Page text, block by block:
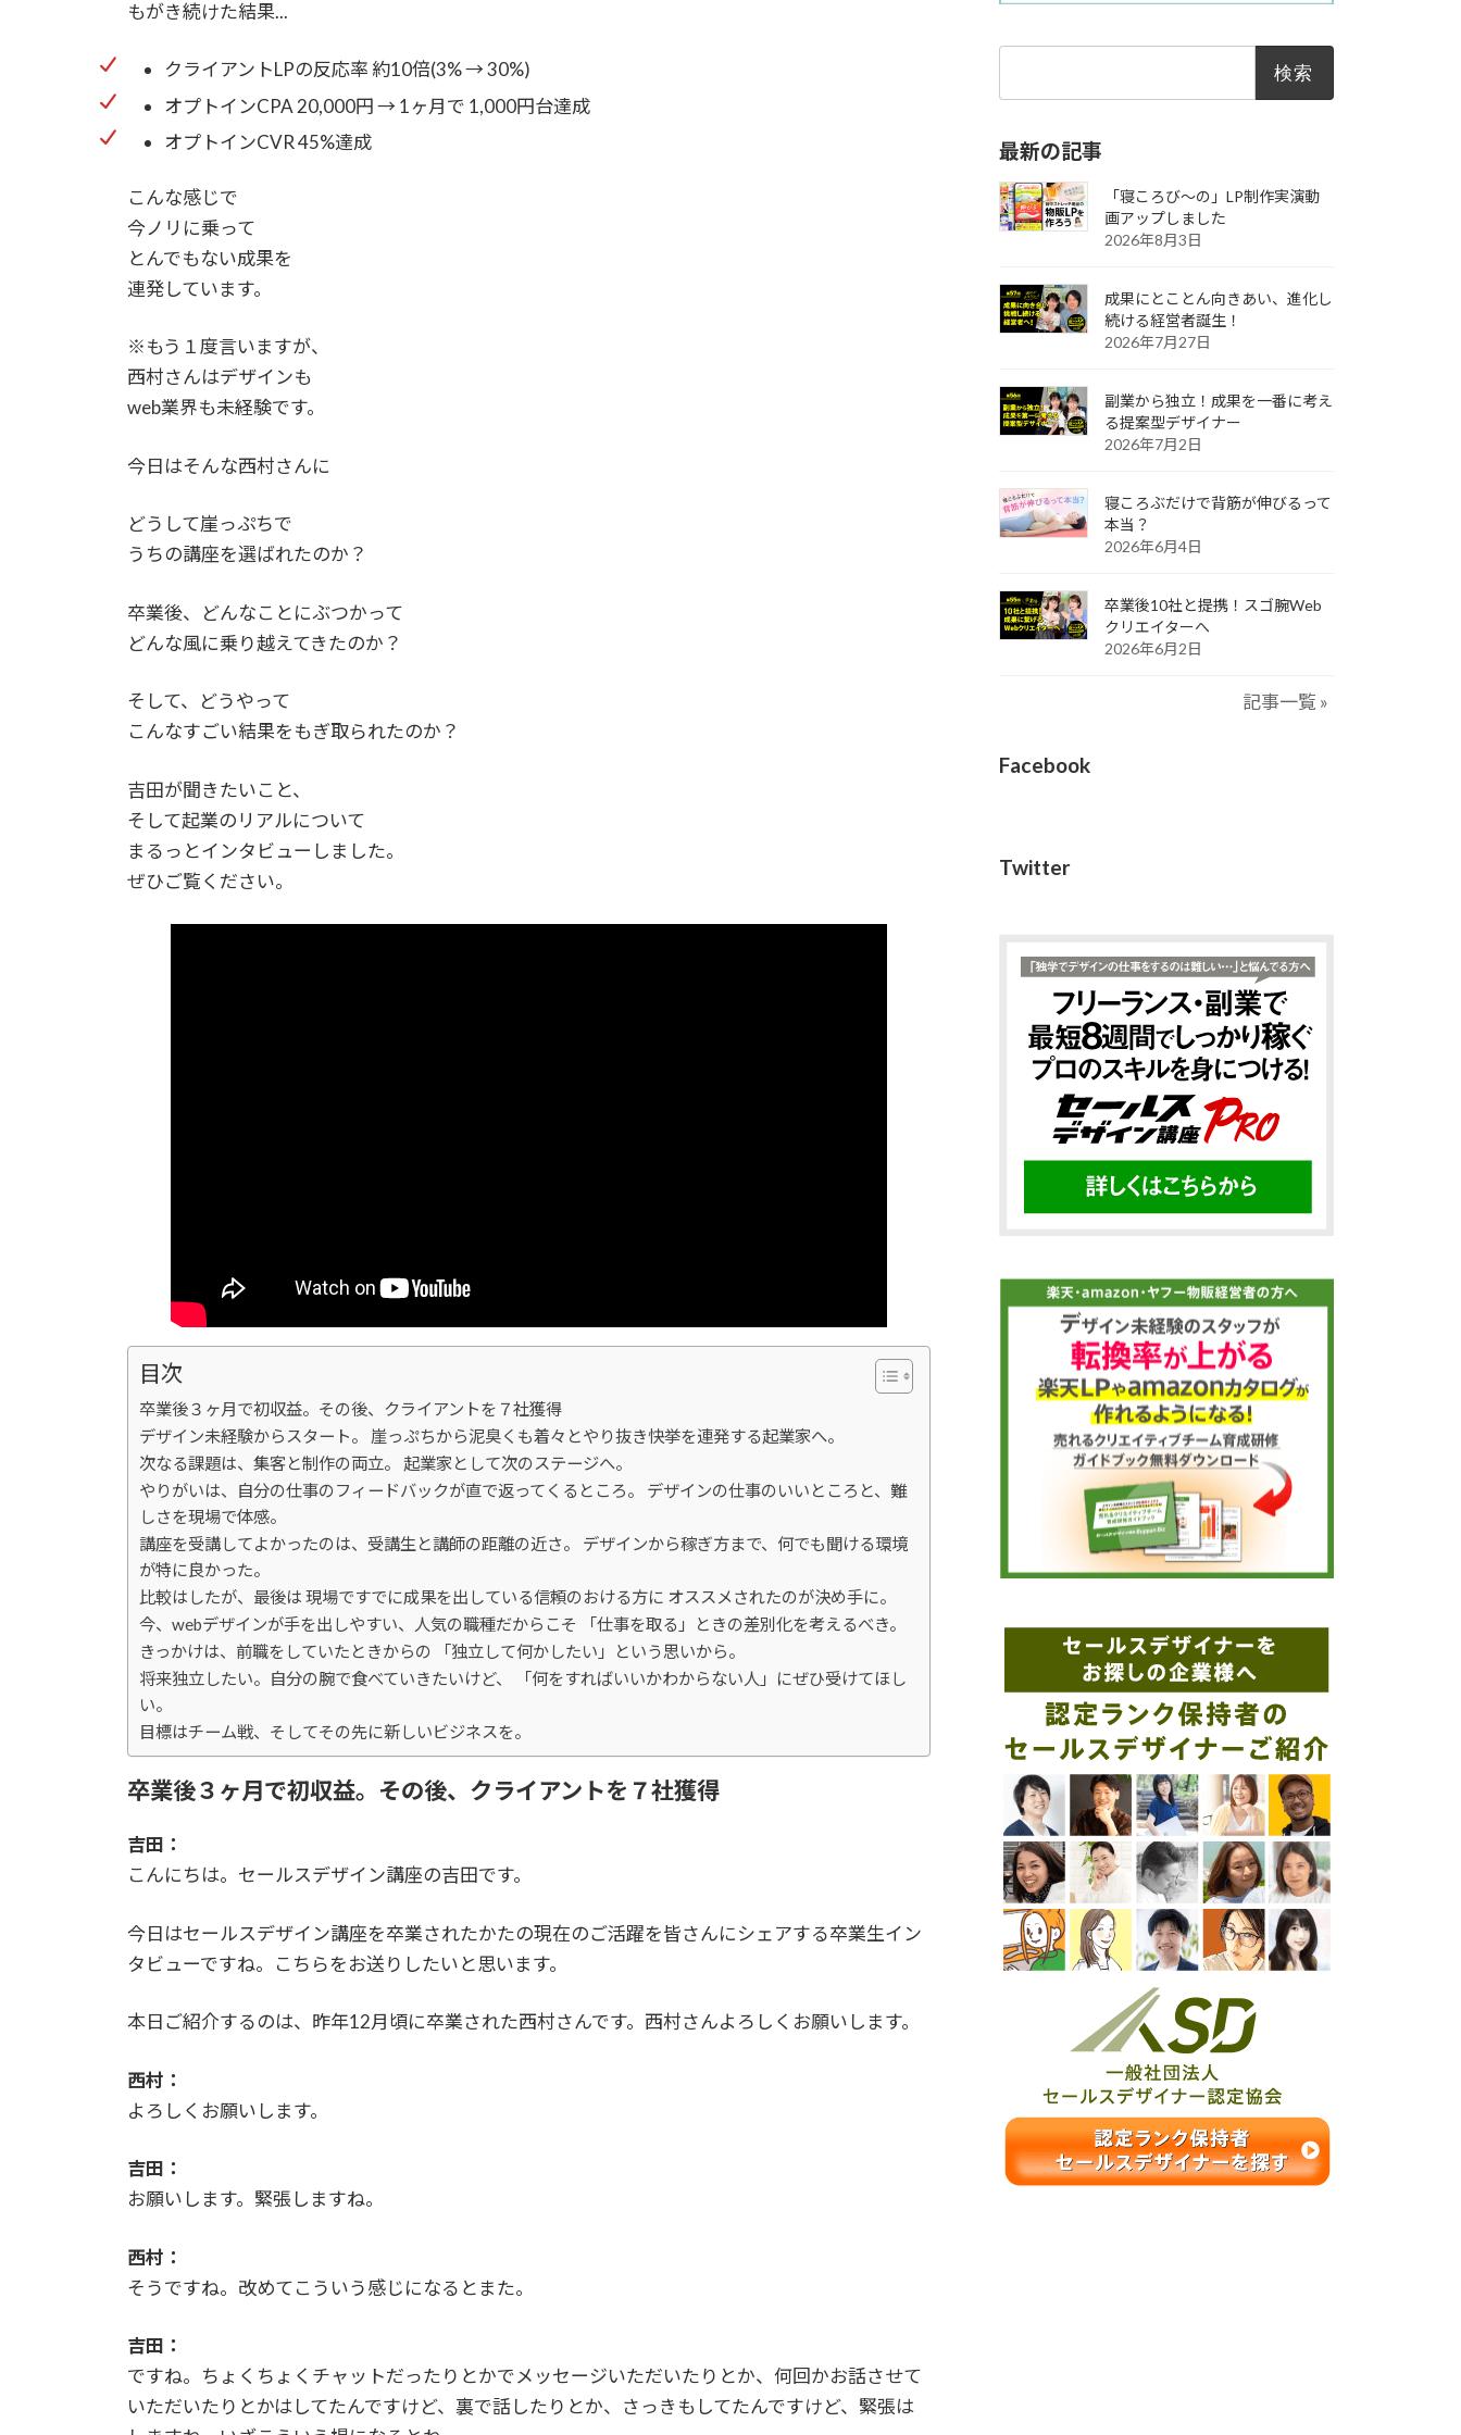
もがき続けた結果...
クライアントLPの反応率 約10倍(3% → 30%)
オプトインCPA 20,000円 → 1ヶ月で 1,000円台達成
オプトインCVR 45%達成
こんな感じで
今ノリに乗って
とんでもない成果を
連発しています。
※もう１度言いますが、
西村さんはデザインも
web業界も未経験です。
今日はそんな西村さんに
どうして崖っぷちで
うちの講座を選ばれたのか？
卒業後、どんなことにぶつかって
どんな風に乗り越えてきたのか？
そして、どうやって
こんなすごい結果をもぎ取られたのか？
吉田が聞きたいこと、
そして起業のリアルについて
まるっとインタビューしました。
ぜひご覧ください。
目次
卒業後３ヶ月で初収益。その後、クライアントを７社獲得
デザイン未経験からスタート。 崖っぷちから泥臭くも着々とやり抜き快挙を連発する起業家へ。
次なる課題は、集客と制作の両立。 起業家として次のステージへ。
やりがいは、自分の仕事のフィードバックが直で返ってくるところ。 デザインの仕事のいいところと、難
しさを現場で体感。
講座を受講してよかったのは、受講生と講師の距離の近さ。 デザインから稼ぎ方まで、何でも聞ける環境
が特に良かった。
比較はしたが、最後は 現場ですでに成果を出している信頼のおける方に オススメされたのが決め手に。
今、webデザインが手を出しやすい、人気の職種だからこそ 「仕事を取る」ときの差別化を考えるべき。
きっかけは、前職をしていたときからの 「独立して何かしたい」という思いから。
将来独立したい。自分の腕で食べていきたいけど、 「何をすればいいかわからない人」にぜひ受けてほし
い。
目標はチーム戦、そしてその先に新しいビジネスを。
卒業後３ヶ月で初収益。その後、クライアントを７社獲得
吉田：
こんにちは。セールスデザイン講座の吉田です。
今日はセールスデザイン講座を卒業されたかたの現在のご活躍を皆さんにシェアする卒業生イン
タビューですね。こちらをお送りしたいと思います。
本日ご紹介するのは、昨年12月頃に卒業された西村さんです。西村さんよろしくお願いします。
西村：
よろしくお願いします。
吉田：
お願いします。緊張しますね。
西村：
そうですね。改めてこういう感じになるとまた。
吉田：
ですね。ちょくちょくチャットだったりとかでメッセージいただいたりとか、何回かお話させて
いただいたりとかはしてたんですけど、裏で話したりとか、さっきもしてたんですけど、緊張は
最新の記事
「寝ころび～の」LP制作実演動
画アップしました
2026年8月3日
成果にとことん向きあい、進化し
続ける経営者誕生！
2026年7月27日
副業から独立！成果を一番に考え
る提案型デザイナー
2026年7月2日
寝ころぶだけで背筋が伸びるって
本当？
2026年6月4日
卒業後10社と提携！スゴ腕Web
クリエイターへ
2026年6月2日
記事一覧 »
Facebook
Twitter